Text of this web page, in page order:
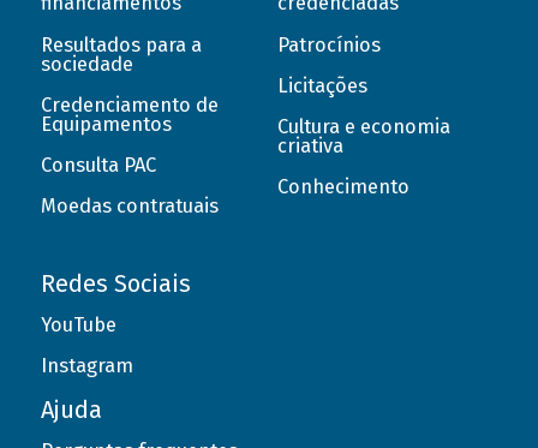
Resultados para a
sociedade
Credenciamento de
Equipamentos
Consulta PAC
Moedas contratuais
Patrocínios
Licitações
Cultura e economia
criativa
Conhecimento
Redes Sociais
YouTube
Instagram
Ajuda